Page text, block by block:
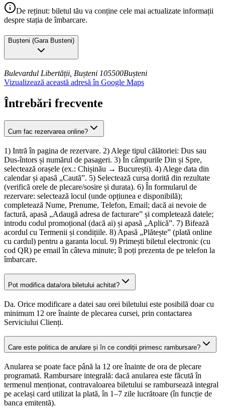
De reținut: biletul tău va conține cele mai actualizate informații
despre stația de îmbarcare.
Bușteni (Gara Busteni)
Bulevardul Libertății, Bușteni 105500Bușteni
Vizualizează această adresă în Google Maps
Întrebări frecvente
Cum fac rezervarea online?
1) Intră în pagina de rezervare. 2) Alege tipul călătoriei: Dus sau
Dus-întors și numărul de pasageri. 3) În câmpurile Din și Spre,
selectează orașele (ex.: Chișinău → București). 4) Alege data din
calendar și apasă „Caută”. 5) Selectează cursa dorită din rezultate
(verifică orele de plecare/sosire și durata). 6) În formularul de
rezervare: selectează locul (unde opțiunea e disponibilă);
completează Nume, Prenume, Telefon, Email; dacă ai nevoie de
factură, apasă „Adaugă adresa de facturare” și completează datele;
introdu codul promoțional (dacă ai) și apasă „Aplică”. 7) Bifează
acordul cu Termenii și condițiile. 8) Apasă „Plătește” (plată online
cu cardul) pentru a garanta locul. 9) Primești biletul electronic (cu
cod QR) pe email în câteva minute; îl poți prezenta de pe telefon la
îmbarcare.
Pot modifica data/ora biletului achitat?
Da. Orice modificare a datei sau orei biletului este posibilă doar cu
minimum 12 ore înainte de plecarea cursei, prin contactarea
Serviciului Clienți.
Care este politica de anulare și în ce condiții primesc rambursare?
Anularea se poate face până la 12 ore înainte de ora de plecare
programată. Rambursare integrală: dacă anularea este făcută în
termenul menționat, contravaloarea biletului se rambursează integral
pe același card utilizat la plată, în 1–7 zile lucrătoare (în funcție de
banca emitentă).